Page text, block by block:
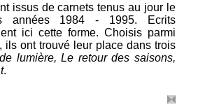
aux Poètes - vignette de
Clement Fil à fil la vie la
une maille à l'endroit une
de la médaille Fil à fil
fil de coton fil...(suite)
issus de carnets tenus au jour le
années 1984 - 1995. Ecrits
ici cette forme. Choisis parmi
ils ont trouvé leur place dans trois
lumière, Le retour des saisons,
.